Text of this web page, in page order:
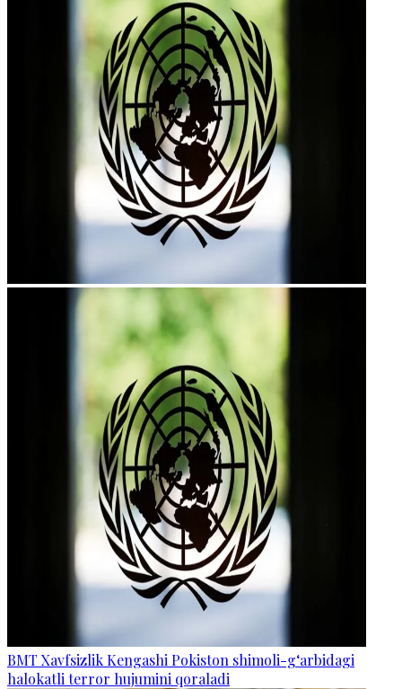
BMT Xavfsizlik Kengashi Pokiston shimoli-g‘arbidagi
halokatli terror hujumini qoraladi